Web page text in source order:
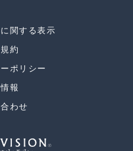
関する表示
約
ポリシー
報
わせ